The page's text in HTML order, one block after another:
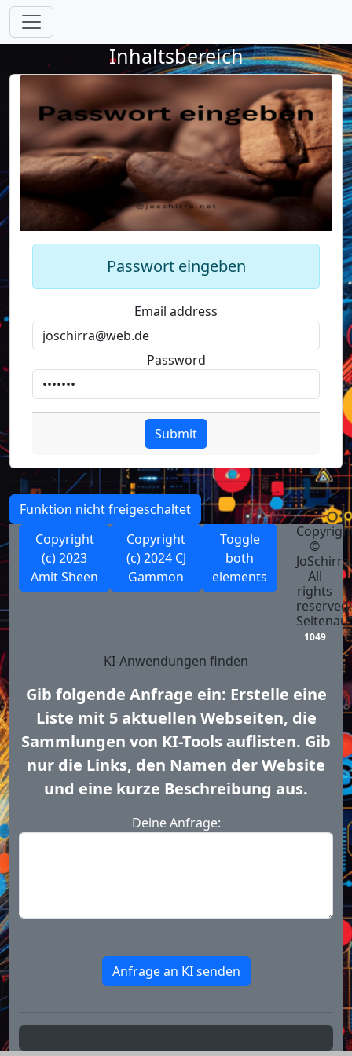
Inhaltsbereich
Passwort eingeben
Email address
Password
Submit
Funktion nicht freigeschaltet
Copyright
(c) 2023
Amit Sheen
Copyright
(c) 2024 CJ
Gammon
Toggle
both
elements
©
All
rights
1049
KI-Anwendungen finden
Gib folgende Anfrage ein: Erstelle eine
Liste mit 5 aktuellen Webseiten, die
Sammlungen von KI-Tools auflisten. Gib
nur die Links, den Namen der Website
und eine kurze Beschreibung aus.
Deine Anfrage:
Anfrage an KI senden